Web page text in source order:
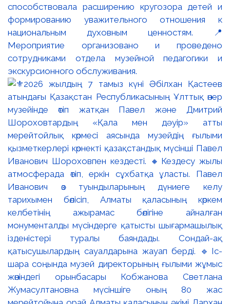
способствовала расширению кругозора детей и
формированию уважительного отношения к
национальным духовным ценностям. 📍
Мероприятие организовано и проведено
сотрудниками отдела музейной педагогики и
экскурсионного обслуживания.